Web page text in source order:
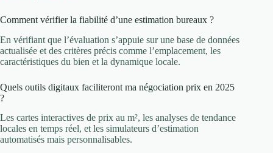
Comment vérifier la fiabilité d’une estimation bureaux ?
En vérifiant que l’évaluation s’appuie sur une base de données
actualisée et des critères précis comme l’emplacement, les
caractéristiques du bien et la dynamique locale.
Quels outils digitaux faciliteront ma négociation prix en 2025
?
Les cartes interactives de prix au m², les analyses de tendance
locales en temps réel, et les simulateurs d’estimation
automatisés mais personnalisables.